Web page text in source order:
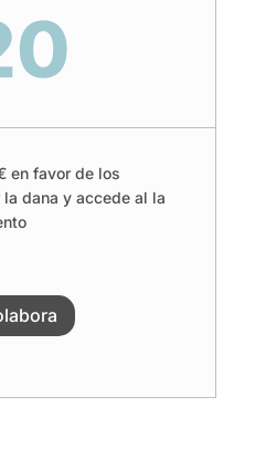
en favor de los
dana y accede al la